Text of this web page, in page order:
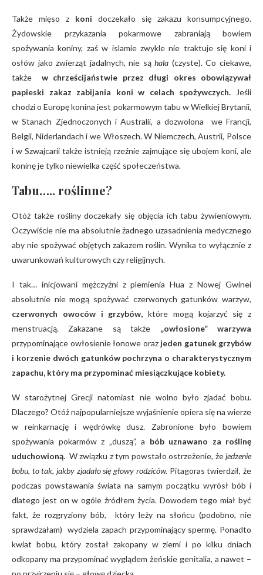
Także mięso z koni doczekało się zakazu konsumpcyjnego.
Żydowskie przykazania pokarmowe zabraniają bowiem
spożywania koniny, zaś w islamie zwykle nie traktuje się koni i
osłów jako zwierząt jadalnych, nie sąhala (czyste). Co ciekawe,
także w chrześcijaństwie przez długi okres obowiązywał
papieski zakaz zabijania koni w celach spożywczych. Jeśli
chodzi o Europę konina jest pokarmowym tabu w Wielkiej Brytanii,
w Stanach Zjednoczonych i Australii, a dozwolona we Francji,
Belgii, Niderlandach i we Włoszech. W Niemczech, Austrii, Polsce
i w Szwajcarii także istnieją rzeźnie zajmujące się ubojem koni, ale
koninę je tylko niewielka część społeczeństwa.
Tabu….. roślinne?
Otóż także rośliny doczekały się objęcia ich tabu żywieniowym.
Oczywiście nie ma absolutnie żadnego uzasadnienia medycznego
aby nie spożywać objętych zakazem roślin. Wynika to wyłącznie z
uwarunkowań kulturowych czy religijnych.
I tak… inicjowani mężczyźni z plemienia Hua z Nowej Gwinei
absolutnie nie mogą spożywać czerwonych gatunków warzyw,
czerwonych owoców i grzybów, które mogą kojarzyć się z
menstruacją. Zakazane są także „owłosione” warzywa
przypominające owłosienie łonowe oraz jeden gatunek grzybów
i korzenie dwóch gatunków pochrzyna o charakterystycznym
zapachu, który ma przypominać miesiączkujące kobiety.
W starożytnej Grecji natomiast nie wolno było zjadać bobu.
Dlaczego? Otóż najpopularniejsze wyjaśnienie opiera się na wierze
w reinkarnację i wędrówkę dusz. Zabronione było bowiem
spożywania pokarmów z „duszą”, a bób uznawano za roślinę
uduchowioną. W związku z tym powstało ostrzeżenie, żejedzenie
bobu, to tak, jakby zjadało się głowy rodziców. Pitagoras twierdził, że
podczas powstawania świata na samym początku wyrósł bób i
dlatego jest on w ogóle źródłem życia. Dowodem tego miał być
fakt, że rozgryziony bób, który leży na słońcu (podobno, nie
sprawdzałam) wydziela zapach przypominający spermę. Ponadto
kwiat bobu, który został zakopany w ziemi i po kilku dniach
odkopany ma przypominać wyglądem żeńskie genitalia, a nawet –